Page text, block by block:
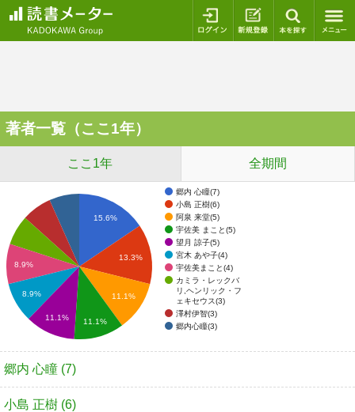
ログイン 新規登録
著者一覧（ここ1年）
ここ1年 全期間
郷内 心瞳(7)
小島 正樹(6)
阿泉 来堂(5)
宇佐美 まこと(5)
望月 諒子(5)
宮木 あや子(4)
宇佐美まこと(4)
カミラ・レックバ
リ,ヘンリック・フ
ェキセウス(3)
澤村伊智(3)
郷内心瞳(3)
15.6%
13.3%
11.1%
8.9%
8.9%
11.1% 11.1%
郷内 心瞳 (7)
小島 正樹 (6)